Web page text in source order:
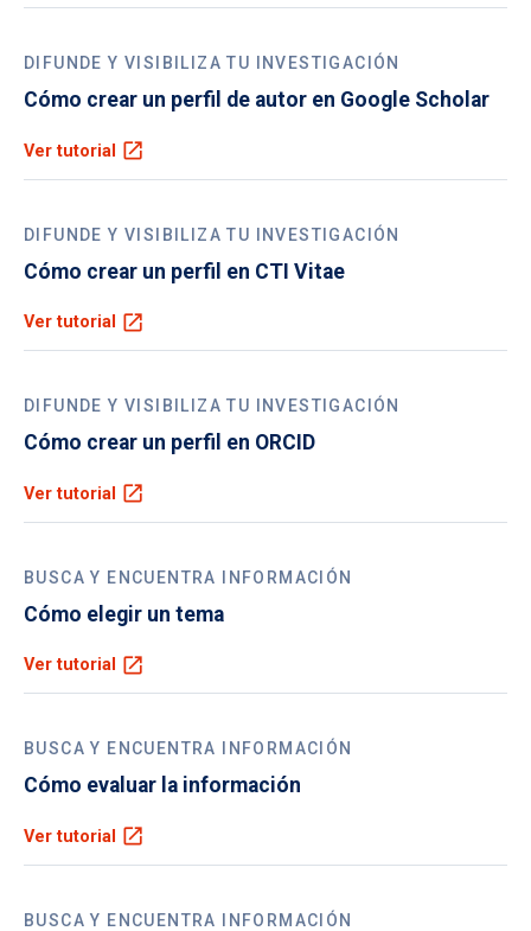
DIFUNDE Y VISIBILIZA TU INVESTIGACIÓN
Cómo crear un perfil de autor en Google Scholar
Ver tutorial open_in_new
DIFUNDE Y VISIBILIZA TU INVESTIGACIÓN
Cómo crear un perfil en CTI Vitae
Ver tutorial open_in_new
DIFUNDE Y VISIBILIZA TU INVESTIGACIÓN
Cómo crear un perfil en ORCID
Ver tutorial open_in_new
BUSCA Y ENCUENTRA INFORMACIÓN
Cómo elegir un tema
Ver tutorial open_in_new
BUSCA Y ENCUENTRA INFORMACIÓN
Cómo evaluar la información
Ver tutorial open_in_new
BUSCA Y ENCUENTRA INFORMACIÓN